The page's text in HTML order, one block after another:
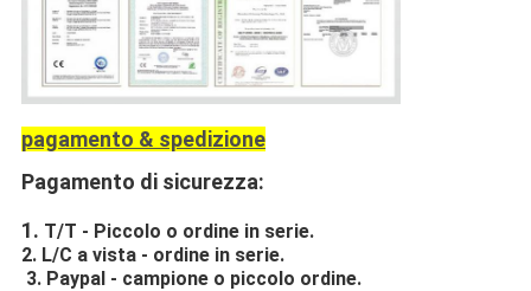
pagamento & spedizione
Pagamento di sicurezza:
1. T/T - Piccolo o ordine in serie.
2. L/C a vista - ordine in serie.
3. Paypal - campione o piccolo ordine.